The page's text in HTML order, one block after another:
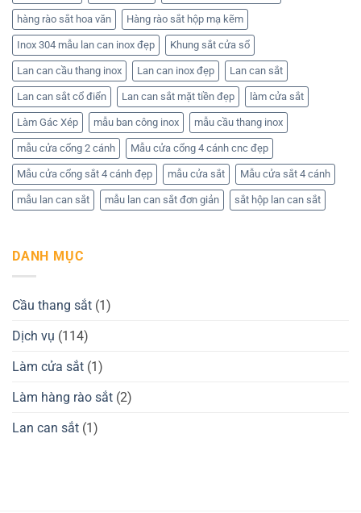
hàng rào sắt hoa văn Hàng rào sắt hộp mạ kẽm
Inox 304 mẫu lan can inox đẹp Khung sắt cửa sổ
Lan can cầu thang inox Lan can inox đẹp Lan can sắt
Lan can sắt cổ điển Lan can sắt mặt tiền đẹp làm cửa sắt
Làm Gác Xép mẫu ban công inox mẫu cầu thang inox
mẫu cửa cổng 2 cánh Mẫu cửa cổng 4 cánh cnc đẹp
Mẫu cửa cổng sắt 4 cánh đẹp mẫu cửa sắt Mẫu cửa sắt 4 cánh
mẫu lan can sắt mẫu lan can sắt đơn giản sắt hộp lan can sắt
DANH MỤC
Cầu thang sắt (1)
Dịch vụ (114)
Làm cửa sắt (1)
Làm hàng rào sắt (2)
Lan can sắt (1)